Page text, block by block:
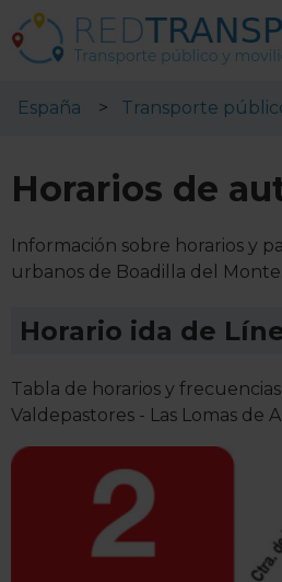
España Transporte
Horarios de
Información sobre horarios y
urbanos de Boadilla del Monte.
Horario ida de
Tabla de horarios y
Valdepastores - Las Lomas de